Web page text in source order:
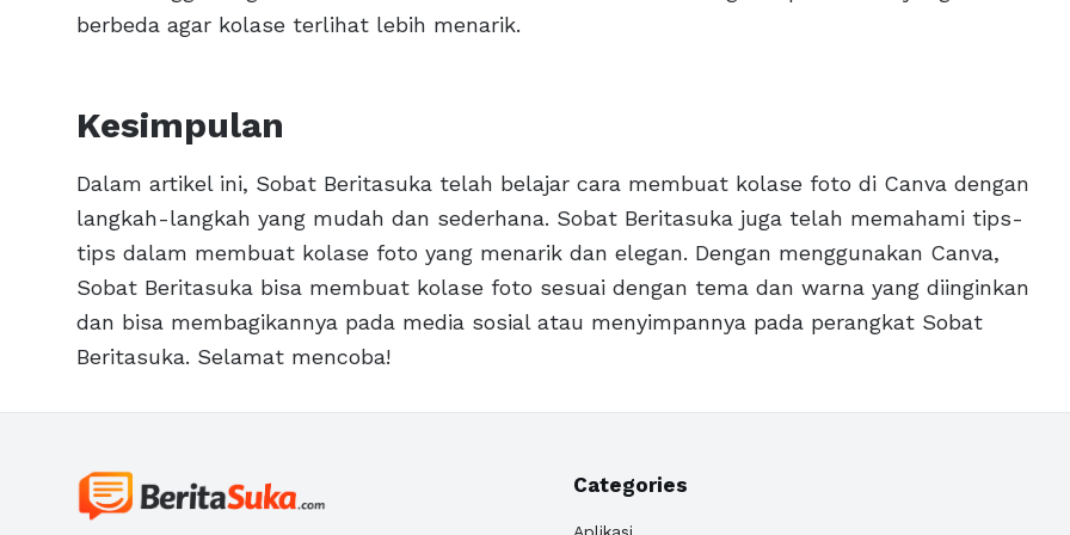
berbeda agar kolase terlihat lebih menarik.
Kesimpulan
Dalam artikel ini, Sobat Beritasuka telah belajar cara membuat kolase foto di Canva dengan
langkah-langkah yang mudah dan sederhana. Sobat Beritasuka juga telah memahami tips-
tips dalam membuat kolase foto yang menarik dan elegan. Dengan menggunakan Canva,
Sobat Beritasuka bisa membuat kolase foto sesuai dengan tema dan warna yang diinginkan
dan bisa membagikannya pada media sosial atau menyimpannya pada perangkat Sobat
Beritasuka. Selamat mencoba!
Categories